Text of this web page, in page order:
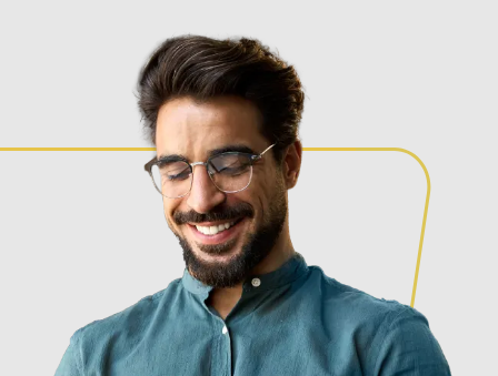
Como criar um calendário financeiro
Guia prático: como criar um calendário financeiro para
Leia a matéria!
O pequeno agricultor